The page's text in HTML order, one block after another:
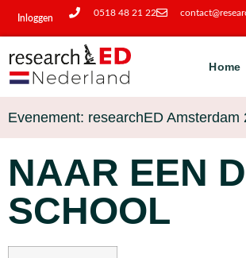
Inloggen
0518 48 21 22
Home
Evenement: researchED Amsterdam
NAAR EEN
SCHOOL